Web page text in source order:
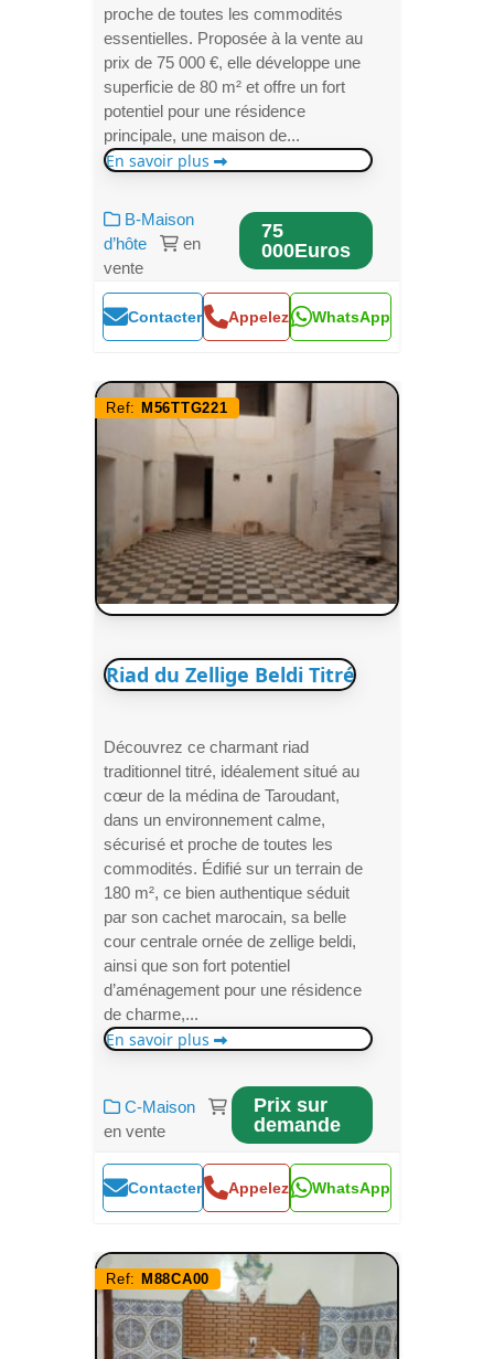
proche de toutes les commodités
essentielles. Proposée à la vente au
prix de 75 000 €, elle développe une
superficie de 80 m² et offre un fort
potentiel pour une résidence
principale, une maison de...
En savoir plus
B-Maison
d’hôte
en
vente
75
000Euros
Contacter Appelez WhatsApp
Ref: M56TTG221
Riad du Zellige Beldi Titré
Découvrez ce charmant riad
traditionnel titré, idéalement situé au
cœur de la médina de Taroudant,
dans un environnement calme,
sécurisé et proche de toutes les
commodités. Édifié sur un terrain de
180 m², ce bien authentique séduit
par son cachet marocain, sa belle
cour centrale ornée de zellige beldi,
ainsi que son fort potentiel
d’aménagement pour une résidence
de charme,...
En savoir plus
C-Maison
en vente
Prix sur
demande
Contacter Appelez WhatsApp
Ref: M88CA00